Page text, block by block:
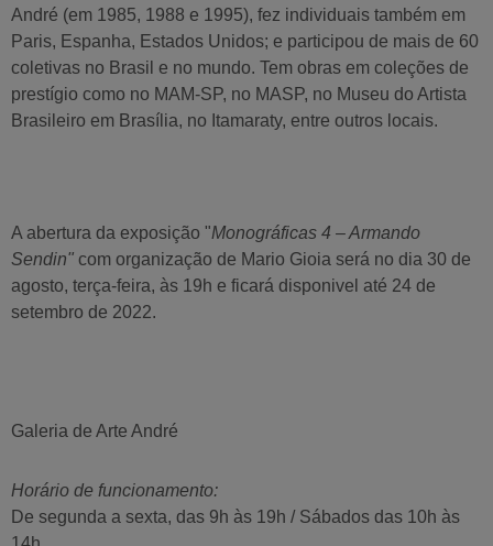
André (em 1985, 1988 e 1995), fez individuais também em
Paris, Espanha, Estados Unidos; e participou de mais de 60
coletivas no Brasil e no mundo. Tem obras em coleções de
prestígio como no MAM-SP, no MASP, no Museu do Artista
Brasileiro em Brasília, no Itamaraty, entre outros locais.
A abertura da exposição "Monográficas 4 – Armando
Sendin" com organização de Mario Gioia será no dia 30 de
agosto, terça-feira, às 19h e ficará disponivel até 24 de
setembro de 2022.
Galeria de Arte André
Horário de funcionamento:
De segunda a sexta, das 9h às 19h / Sábados das 10h às